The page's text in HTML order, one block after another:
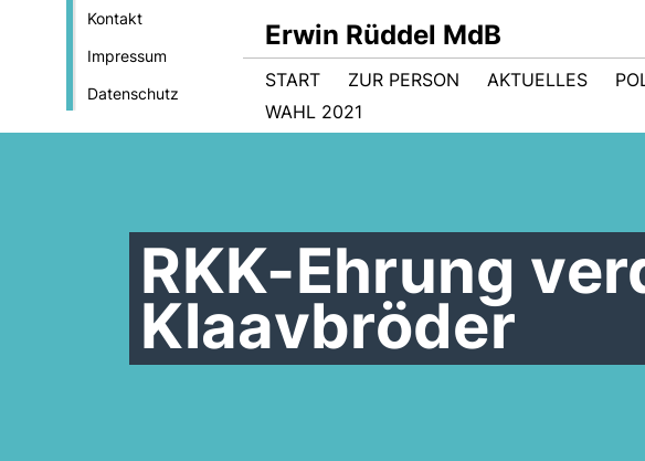
Kontakt
Impressum
Datenschutz
Erwin Rüddel MdB
START ZUR PERSON AKTUELLES
WAHL 2021
RKK-Ehrung
Klaavbröder